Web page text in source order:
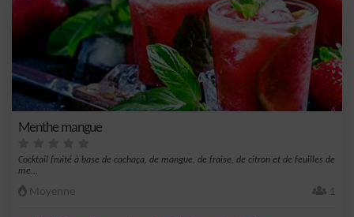
Menthe mangue
Cocktail fruité à base de cachaça, de mangue, de fraise, de citron et de feuilles de
me...
Moyenne 1